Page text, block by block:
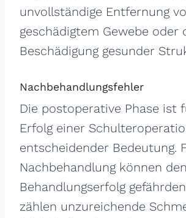
unvollständige Entfernung
geschädigtem Gewebe oder
Beschädigung gesunder
Nachbehandlungsfehler
Die postoperative Phase ist
Erfolg einer
entscheidender Bedeutung.
Nachbehandlung können
Behandlungserfolg
zählen unzureichende